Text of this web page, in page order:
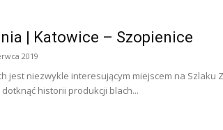
| Katowice – Szopienice
2019
jest niezwykle interesującym miejscem na Szlaku
historii produkcji blach...